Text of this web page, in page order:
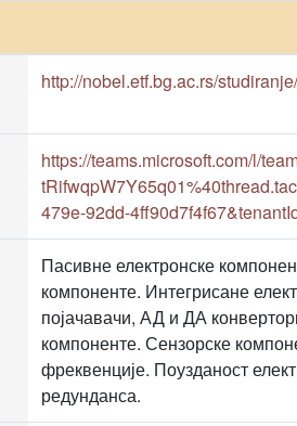
http://nobel.etf.bg.ac.rs/
https://teams.microsoft.com/l/
479e-92dd-
Пасивне електронске
компоненте. Интегрисане
појачавачи, АД и ДА
компоненте. Сензорске
фреквенције. Поузданост
редунданса.